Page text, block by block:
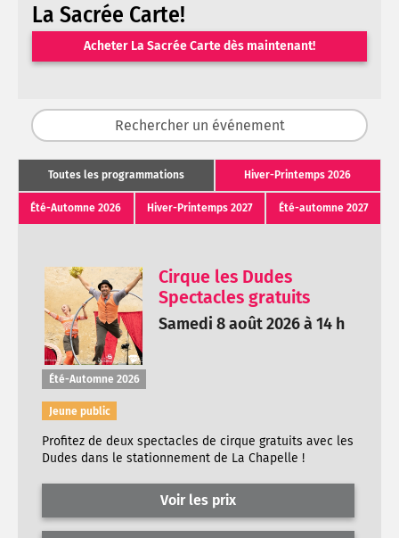
La Sacrée Carte!
Acheter La Sacrée Carte dès maintenant!
Toutes les programmations Hiver-Printemps 2026
Été-Automne 2026 Hiver-Printemps 2027 Été-automne 2027
Cirque les Dudes
Spectacles gratuits
Samedi 8 août 2026 à 14 h
Été-Automne 2026
Jeune public
Profitez de deux spectacles de cirque gratuits avec les
Dudes dans le stationnement de La Chapelle !
Voir les prix